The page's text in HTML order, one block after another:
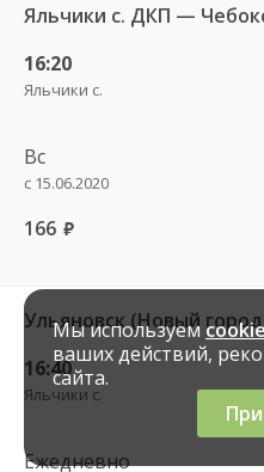
16:20
Яльчики с.
Вс
с 15.06.2020
166 руб.
16:40
Яльчики с.
Ежедневно
Мы используем
ваших действий,
сайта.